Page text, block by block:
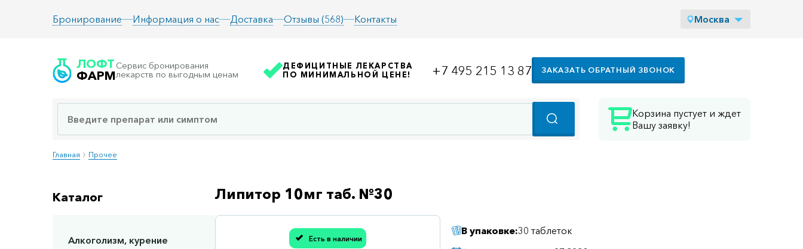
Бронирование Информация о нас Доставка Отзывы (568) Контакты Москва
ЛОФТ
ФАРМ
Сервис бронирования
лекарств по выгодным ценам
Корзина пустует и ждет
Вашу заявку!
ДЕФИЦИТНЫЕ ЛЕКАРСТВА
ПО МИНИМАЛЬНОЙ ЦЕНЕ!
+7 495 215 13 87 ЗАКАЗАТЬ ОБРАТНЫЙ ЗВОНОК
Главная Прочее
Каталог
Алкоголизм, курение
Липитор 10мг таб. №30
Есть в наличии
Спасибо, мы учли Вашу оценку!
В упаковке:30 таблеток